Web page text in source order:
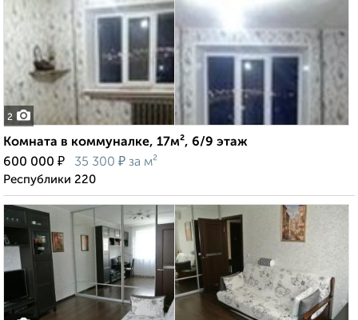
2
Комната в коммуналке, 17м², 6/9 этаж
600 000 ₽ 35 300 ₽ за м²
Республики 220